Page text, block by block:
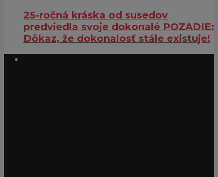
25-ročná kráska od susedov
predviedla svoje dokonalé POZADIE:
Dôkaz, že dokonalosť stále existuje!